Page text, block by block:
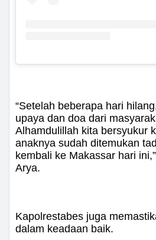
“Setelah beberapa hari
upaya dan doa dari
Alhamdulillah kita bersyukur
anaknya sudah ditemukan
kembali ke Makassar hari
Arya.
Kapolrestabes juga
dalam keadaan baik.